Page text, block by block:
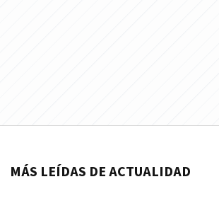
MÁS LEÍDAS DE ACTUALIDAD